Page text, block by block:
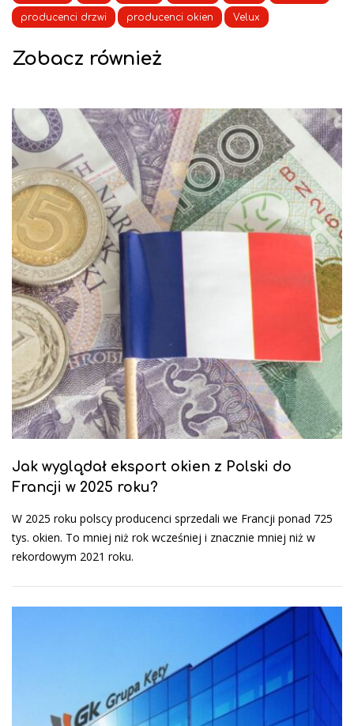
producenci drzwi producenci okien Velux
Zobacz również
Jak wyglądał eksport okien z Polski do
Francji w 2025 roku?
W 2025 roku polscy producenci sprzedali we Francji ponad 725
tys. okien. To mniej niż rok wcześniej i znacznie mniej niż w
rekordowym 2021 roku.